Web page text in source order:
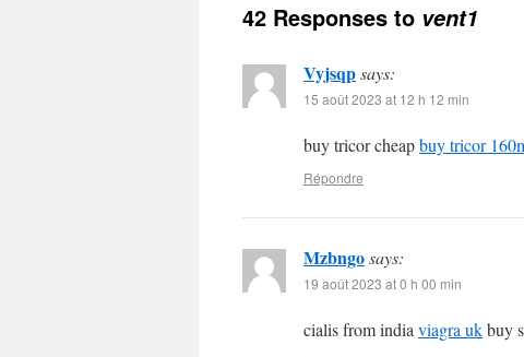
42 Responses to vent1
Vyjsqpsays:
15 août 2023 at 12 h 12 min
buy tricor cheapbuy tricor
Répondre
Mzbngosays:
19 août 2023 at 0 h 00 min
cialis from india viagra ukbuy